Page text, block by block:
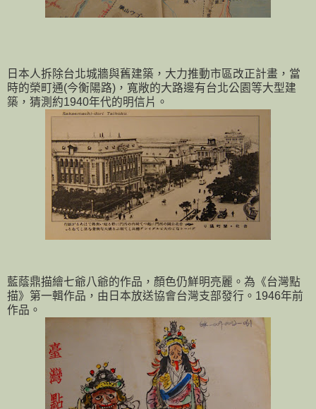
日本人拆除台北城牆與舊建築，大力推動市區改正計畫，當
時的榮町通(今衡陽路)，寬敞的大路邊有台北公園等大型建
築，猜測約1940年代的明信片。
藍蔭鼎描繪七爺八爺的作品，顏色仍鮮明亮麗。為《台灣點
描》第一輯作品，由日本放送協會台灣支部發行。1946年前
作品。